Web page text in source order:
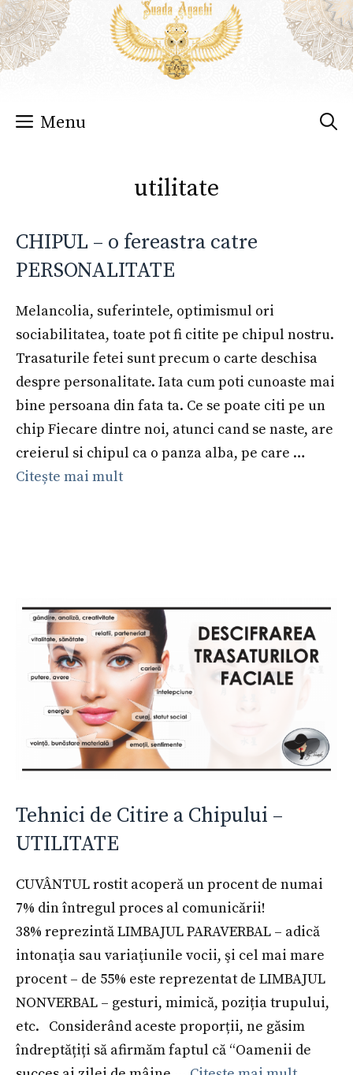
Sari
la
conținut
Menu
utilitate
CHIPUL – o fereastra catre
PERSONALITATE
Melancolia, suferintele, optimismul ori
sociabilitatea, toate pot fi citite pe chipul nostru.
Trasaturile fetei sunt precum o carte deschisa
despre personalitate. Iata cum poti cunoaste mai
bine persoana din fata ta. Ce se poate citi pe un
chip Fiecare dintre noi, atunci cand se naste, are
creierul si chipul ca o panza alba, pe care …
Citește mai mult
Tehnici de Citire a Chipului –
UTILITATE
CUVÂNTUL rostit acoperă un procent de numai
7% din întregul proces al comunicării!
38% reprezintă LIMBAJUL PARAVERBAL – adică
intonaţia sau variaţiunile vocii, şi cel mai mare
procent – de 55% este reprezentat de LIMBAJUL
NONVERBAL – gesturi, mimică, poziția trupului,
etc. Considerând aceste proporții, ne găsim
îndreptățiți să afirmăm faptul că “Oamenii de